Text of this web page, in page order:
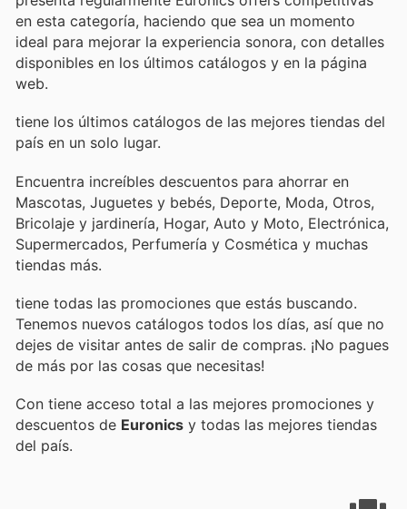
en esta categoría, haciendo que sea un momento
ideal para mejorar la experiencia sonora, con detalles
disponibles en los últimos catálogos y en la página
web.
tiene los últimos catálogos de las mejores tiendas del
país en un solo lugar.
Encuentra increíbles descuentos para ahorrar en
Mascotas, Juguetes y bebés, Deporte, Moda, Otros,
Bricolaje y jardinería, Hogar, Auto y Moto, Electrónica,
Supermercados, Perfumería y Cosmética y muchas
tiendas más.
tiene todas las promociones que estás buscando.
Tenemos nuevos catálogos todos los días, así que no
dejes de visitar antes de salir de compras. ¡No pagues
de más por las cosas que necesitas!
Con tiene acceso total a las mejores promociones y
descuentos de Euronics y todas las mejores tiendas
del país.